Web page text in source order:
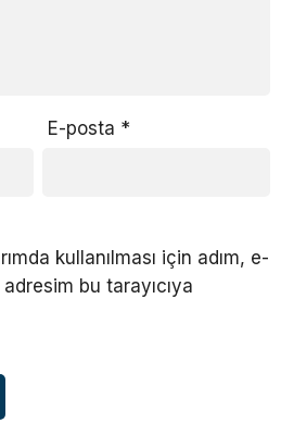
E-posta *
kullanılması için adım, e-
bu tarayıcıya